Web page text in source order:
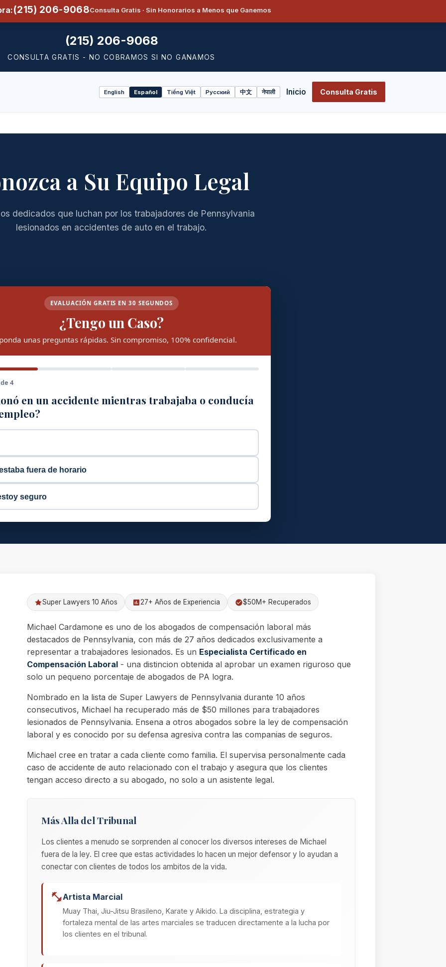
(215) 206-9068Consulta Gratis · Sin Honorarios a Menos que Ganemos
(215) 206-9068
CONSULTA GRATIS - NO COBRAMOS SI NO GANAMOS
Select
language
English Español Tiếng Việt Русский 中文 नेपाली Inicio Consulta Gratis
a Su Equipo Legal
dedicados que luchan por los trabajadores de Pennsylvania
lesionados en accidentes de auto en el trabajo.
EVALUACIÓN GRATIS EN 30 SEGUNDOS
¿Tengo un Caso?
unas preguntas rápidas. Sin compromiso, 100% confidencial.
4
en un accidente mientras trabajaba o conducía
fuera de horario
seguro
Super Lawyers 10 Años 27+ Años de Experiencia $50M+ Recuperados
Michael Cardamone es uno de los abogados de compensación laboral más
destacados de Pennsylvania, con más de 27 años dedicados exclusivamente a
representar a trabajadores lesionados. Es un Especialista Certificado en
Compensación Laboral - una distincion obtenida al aprobar un examen riguroso que
solo un pequeno porcentaje de abogados de PA logra.
Nombrado en la lista de Super Lawyers de Pennsylvania durante 10 años
consecutivos, Michael ha recuperado más de $50 millones para trabajadores
lesionados de Pennsylvania. Ensena a otros abogados sobre la ley de compensación
laboral y es conocido por su defensa agresiva contra las companias de seguros.
Michael cree en tratar a cada cliente como familia. El supervisa personalmente cada
caso de accidente de auto relacionado con el trabajo y asegura que los clientes
tengan acceso directo a su abogado, no solo a un asistente legal.
Más Alla del Tribunal
Los clientes a menudo se sorprenden al conocer los diversos intereses de Michael
fuera de la ley. El cree que estas actividades lo hacen un mejor defensor y lo ayudan a
conectar con clientes de todos los ambitos de la vida.
Artista Marcial
Muay Thai, Jiu-Jitsu Brasileno, Karate y Aikido. La disciplina, estrategia y
fortaleza mental de las artes marciales se traducen directamente a la lucha por
los clientes en el tribunal.